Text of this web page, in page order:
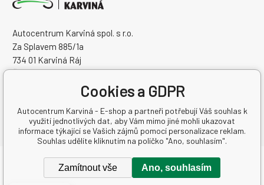
Autocentrum Karviná spol. s r.o.
Za Splavem 885/1a
734 01 Karviná Ráj
Česká Republika
Copyright © 2026 Autocentrum Karviná spol. s r.o.
Všechna práva vyhrazena.
Cookies a GDPR
Autocentrum Karviná - E-shop a partneři potřebují Váš souhlas k
využití jednotlivých dat, aby Vám mimo jiné mohli ukazovat
informace týkající se Vašich zájmů pomocí personalizace reklam.
Souhlas udělíte kliknutím na políčko "Ano, souhlasím".
Zamítnout vše Ano, souhlasím